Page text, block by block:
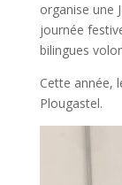
organise une
journée
bilingues
Cette année,
Plougastel.